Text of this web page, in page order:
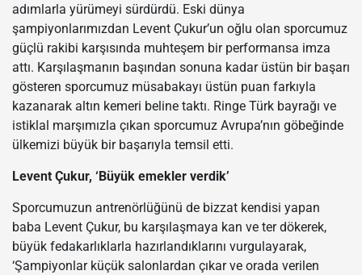
adımlarla yürümeyi sürdürdü. Eski dünya
şampiyonlarımızdan Levent Çukur’un oğlu olan sporcumuz
güçlü rakibi karşısında muhteşem bir performansa imza
attı. Karşılaşmanın başından sonuna kadar üstün bir başarı
gösteren sporcumuz müsabakayı üstün puan farkıyla
kazanarak altın kemeri beline taktı. Ringe Türk bayrağı ve
istiklal marşımızla çıkan sporcumuz Avrupa’nın göbeğinde
ülkemizi büyük bir başarıyla temsil etti.
Levent Çukur, ‘Büyük emekler verdik’
Sporcumuzun antrenörlüğünü de bizzat kendisi yapan
baba Levent Çukur, bu karşılaşmaya kan ve ter dökerek,
büyük fedakarlıklarla hazırlandıklarını vurgulayarak,
‘Şampiyonlar küçük salonlardan çıkar ve orada verilen